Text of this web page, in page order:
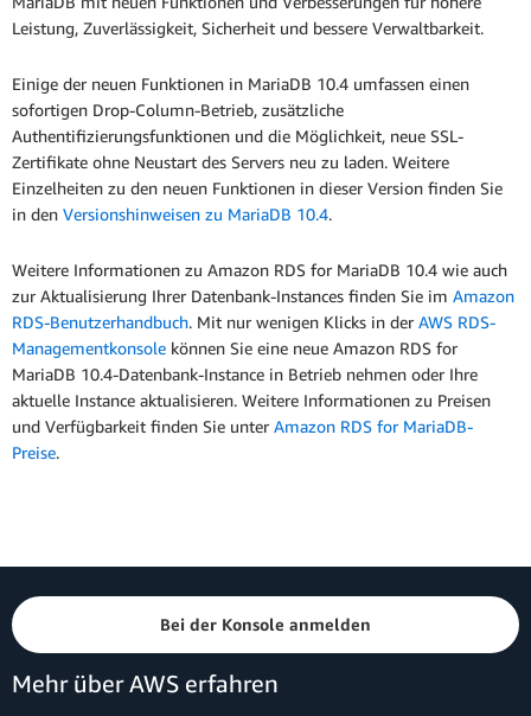
Leistung, Zuverlässigkeit, Sicherheit und bessere Verwaltbarkeit.
Einige der neuen Funktionen in MariaDB 10.4 umfassen einen
sofortigen Drop-Column-Betrieb, zusätzliche
Authentifizierungsfunktionen und die Möglichkeit, neue SSL-
Zertifikate ohne Neustart des Servers neu zu laden. Weitere
Einzelheiten zu den neuen Funktionen in dieser Version finden Sie
in den Versionshinweisen zu MariaDB 10.4.
Weitere Informationen zu Amazon RDS for MariaDB 10.4 wie auch
zur Aktualisierung Ihrer Datenbank-Instances finden Sie im Amazon
RDS-Benutzerhandbuch. Mit nur wenigen Klicks in der AWS RDS-
Managementkonsole können Sie eine neue Amazon RDS for
MariaDB 10.4-Datenbank-Instance in Betrieb nehmen oder Ihre
aktuelle Instance aktualisieren. Weitere Informationen zu Preisen
und Verfügbarkeit finden Sie unter Amazon RDS for MariaDB-
Preise.
Bei der Konsole anmelden
Mehr über AWS erfahren